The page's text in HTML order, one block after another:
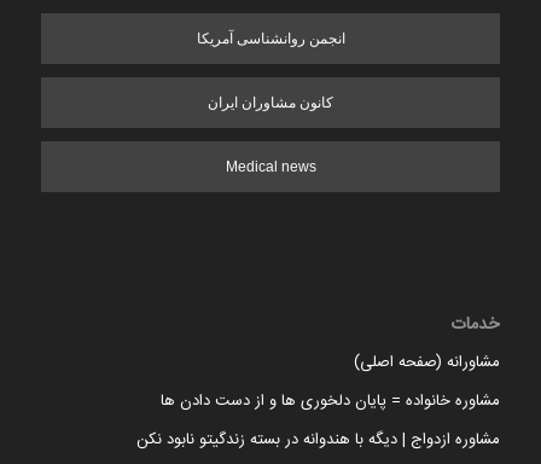
انجمن روانشناسی آمریکا
کانون مشاوران ایران
Medical news
خدمات
مشاورانه (صفحه اصلی)
مشاوره خانواده = پایان دلخوری ها و از دست دادن ها
مشاوره ازدواج | دیگه با هندوانه در بسته زندگیتو نابود نکن